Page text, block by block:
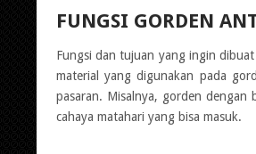
FUNGSI GORDEN
Fungsi dan tujuan yang ingin
material yang digunakan pada
pasaran. Misalnya, gorden
cahaya matahari yang bisa masuk.